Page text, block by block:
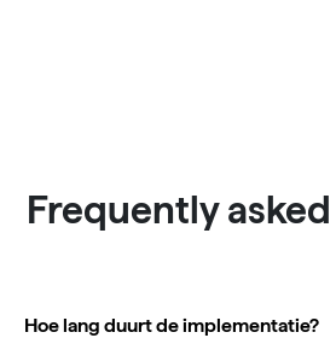
Frequently
Hoe lang duurt de implementatie?